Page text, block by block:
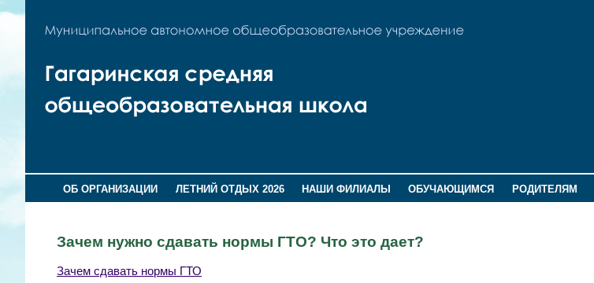
ОБ ОРГАНИЗАЦИИ ЛЕТНИЙ ОТДЫХ 2026 НАШИ ФИЛИАЛЫ ОБУЧАЮЩИМСЯ РОДИТЕЛЯМ
Зачем нужно сдавать нормы ГТО? Что это дает?
Зачем сдавать нормы ГТО